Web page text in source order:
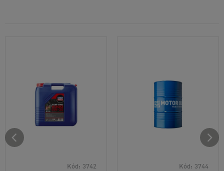
Kód: 3742 Kód: 3744